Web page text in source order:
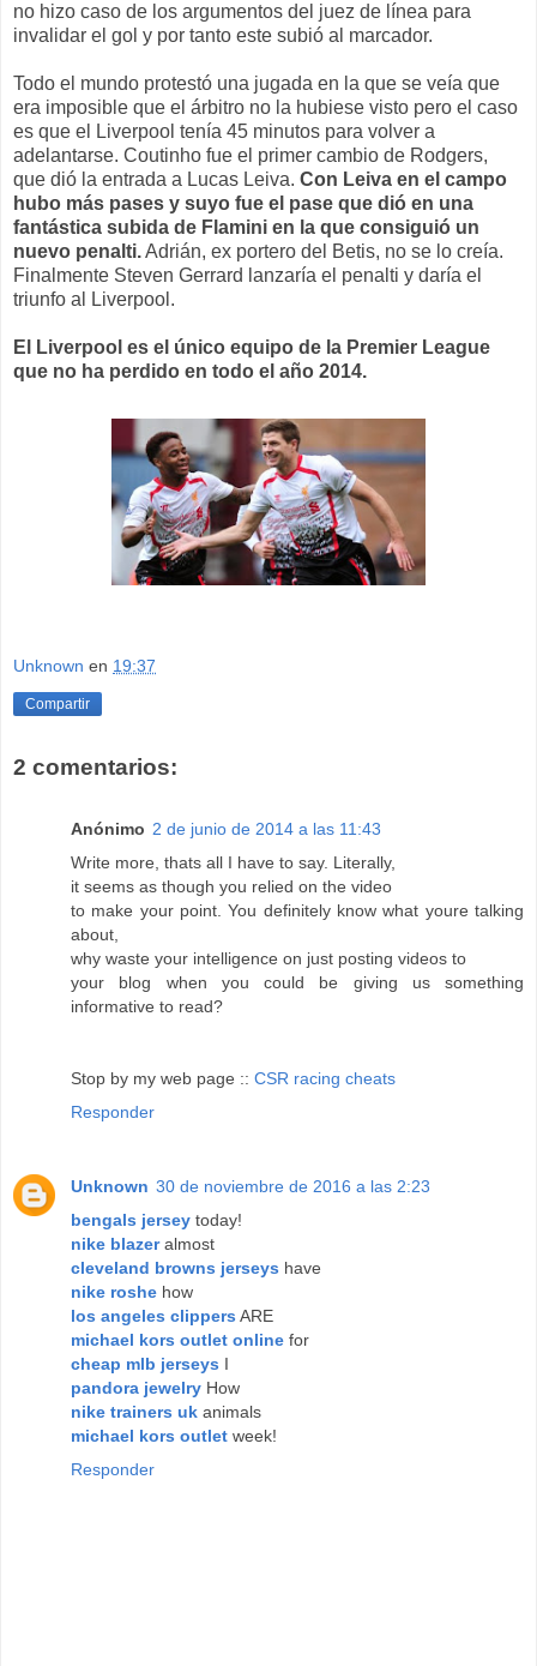
no hizo caso de los argumentos del juez de línea para
invalidar el gol y por tanto este subió al marcador.
Todo el mundo protestó una jugada en la que se veía que
era imposible que el árbitro no la hubiese visto pero el caso
es que el Liverpool tenía 45 minutos para volver a
adelantarse. Coutinho fue el primer cambio de Rodgers,
que dió la entrada a Lucas Leiva. Con Leiva en el campo
hubo más pases y suyo fue el pase que dió en una
fantástica subida de Flamini en la que consiguió un
nuevo penalti.Adrián, ex portero del Betis, no se lo creía.
Finalmente Steven Gerrard lanzaría el penalti y daría el
triunfo al Liverpool.
El Liverpool es el único equipo de la Premier League
que no ha perdido en todo el año 2014.
Unknown en 19:37
Compartir
2 comentarios:
Anónimo 2 de junio de 2014 a las 11:43
Write more, thats all I have to say. Literally,
it seems as though you relied on the video
to make your point. You definitely know what youre talking
about,
why waste your intelligence on just posting videos to
your blog when you could be giving us something
informative to read?
Stop by my web page :: CSR racing cheats
Responder
Unknown 30 de noviembre de 2016 a las 2:23
bengals jersey today!
nike blazeralmost
cleveland browns jerseys have
nike roshe how
los angeles clippers ARE
michael kors outlet online for
cheap mlb jerseys I
pandora jewelry How
nike trainers uk animals
michael kors outlet week!
Responder